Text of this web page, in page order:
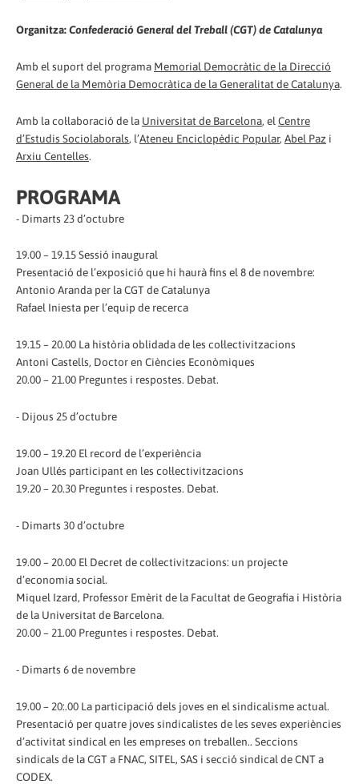
Organitza:Confederació General del Treball (CGT) de Catalunya
Amb el suport del programa Memorial Democràtic de la Direcció
General de la Memòria Democràtica de la Generalitat de Catalunya.
Amb la col·laboració de la Universitat de Barcelona, el Centre
d’Estudis Sociolaborals, l’Ateneu Enciclopèdic Popular, Abel Paz i
Arxiu Centelles.
PROGRAMA
- Dimarts 23 d’octubre
19.00 – 19.15 Sessió inaugural
Presentació de l’exposició que hi haurà fins el 8 de novembre:
Antonio Aranda per la CGT de Catalunya
Rafael Iniesta per l’equip de recerca
19.15 – 20.00 La història oblidada de les col·lectivitzacions
Antoni Castells, Doctor en Ciències Econòmiques
20.00 – 21.00 Preguntes i respostes. Debat.
- Dijous 25 d’octubre
19.00 – 19.20 El record de l’experiència
Joan Ullés participant en les col·lectivitzacions
19.20 – 20.30 Preguntes i respostes. Debat.
- Dimarts 30 d’octubre
19.00 – 20.00 El Decret de col·lectivitzacions: un projecte
d’economia social.
Miquel Izard, Professor Emèrit de la Facultat de Geografia i Història
de la Universitat de Barcelona.
20.00 – 21.00 Preguntes i respostes. Debat.
- Dimarts 6 de novembre
19.00 – 20:.00 La participació dels joves en el sindicalisme actual.
Presentació per quatre joves sindicalistes de les seves experiències
d’activitat sindical en les empreses on treballen.. Seccions
sindicals de la CGT a FNAC, SITEL, SAS i secció sindical de CNT a
CODEX.